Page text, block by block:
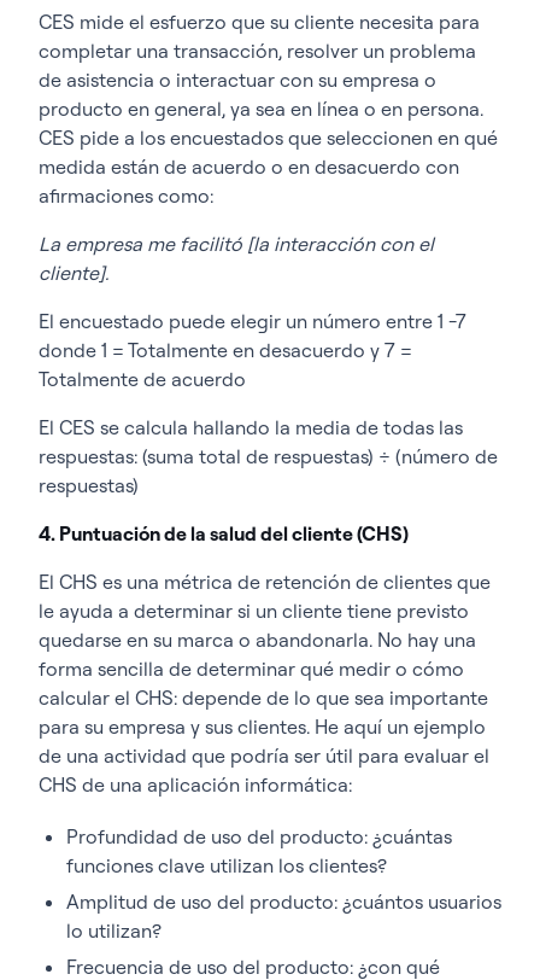
CES mide el esfuerzo que su cliente necesita para
completar una transacción, resolver un problema
de asistencia o interactuar con su empresa o
producto en general, ya sea en línea o en persona.
CES pide a los encuestados que seleccionen en qué
medida están de acuerdo o en desacuerdo con
afirmaciones como:
La empresa me facilitó [la interacción con el
cliente].
El encuestado puede elegir un número entre 1 -7
donde 1 = Totalmente en desacuerdo y 7 =
Totalmente de acuerdo
El CES se calcula hallando la media de todas las
respuestas: (suma total de respuestas) ÷ (número de
respuestas)
4. Puntuación de la salud del cliente (CHS)
El CHS es una métrica de retención de clientes que
le ayuda a determinar si un cliente tiene previsto
quedarse en su marca o abandonarla. No hay una
forma sencilla de determinar qué medir o cómo
calcular el CHS: depende de lo que sea importante
para su empresa y sus clientes. He aquí un ejemplo
de una actividad que podría ser útil para evaluar el
CHS de una aplicación informática:
Profundidad de uso del producto: ¿cuántas
funciones clave utilizan los clientes?
Amplitud de uso del producto: ¿cuántos usuarios
lo utilizan?
Frecuencia de uso del producto: ¿con qué